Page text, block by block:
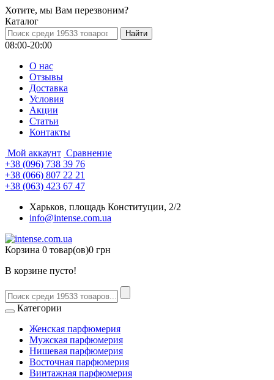
Хотите, мы Вам перезвоним?
Каталог
08:00-20:00
О нас
Отзывы
Доставка
Условия
Aкции
Статьи
Контакты
Мой аккаунт Сравнение
+38 (096) 738 39 76
+38 (066) 807 22 21
+38 (063) 423 67 47
Харьков, площадь Конституции, 2/2
info@intense.com.ua
Корзина 0 товар(ов)0 грн
В корзине пусто!
Категории
Женская парфюмерия
Мужская парфюмерия
Нишевая парфюмерия
Восточная парфюмерия
Винтажная парфюмерия